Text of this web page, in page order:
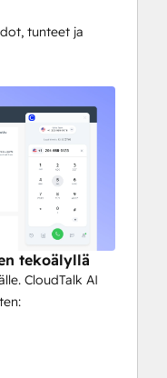
tunteet ja
tekoälyllä
CloudTalk AI